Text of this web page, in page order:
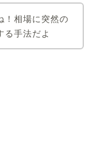
！相場に突然の
る手法だよ